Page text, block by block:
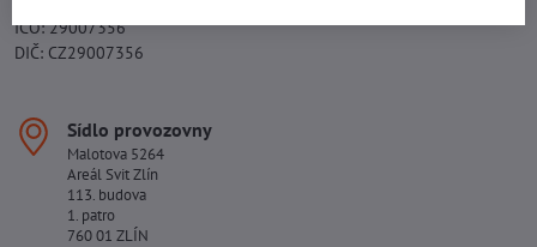
IČO: 29007356
DIČ: CZ29007356
Sídlo provozovny
Malotova 5264
Areál Svit Zlín
113. budova
1. patro
760 01 ZLÍN